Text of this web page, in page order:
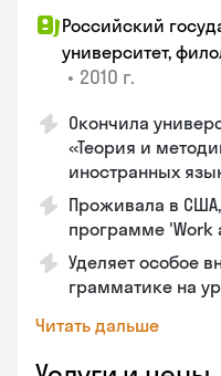
Российский
университет,
• 2010 г.
Окончила
«Теория и
иностранных
Проживала в
программе 'Work
Уделяет особое
грамматике на
Читать дальше